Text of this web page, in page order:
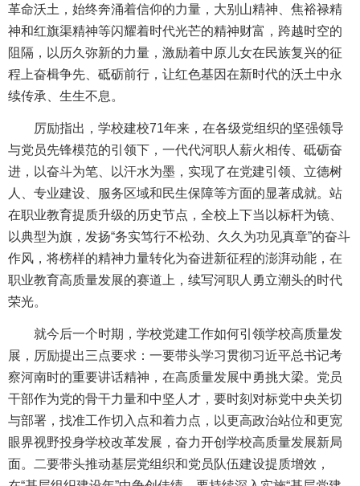
革命沃土，始终奔涌着信仰的力量，大别山精神、焦裕禄精
神和红旗渠精神等闪耀着时代光芒的精神财富，跨越时空的
阻隔，以历久弥新的力量，激励着中原儿女在民族复兴的征
程上奋楫争先、砥砺前行，让红色基因在新时代的沃土中永
续传承、生生不息。
厉励指出，学校建校71年来，在各级党组织的坚强领导
与党员先锋模范的引领下，一代代河职人薪火相传、砥砺奋
进，以奋斗为笔、以汗水为墨，实现了在党建引领、立德树
人、专业建设、服务区域和民生保障等方面的显著成就。站
在职业教育提质升级的历史节点，全校上下当以标杆为镜、
以典型为旗，发扬“务实笃行不松劲、久久为功见真章”的奋斗
作风，将榜样的精神力量转化为奋进新征程的澎湃动能，在
职业教育高质量发展的赛道上，续写河职人勇立潮头的时代
荣光。
就今后一个时期，学校党建工作如何引领学校高质量发
展，厉励提出三点要求：一要带头学习贯彻习近平总书记考
察河南时的重要讲话精神，在高质量发展中勇挑大梁。党员
干部作为党的骨干力量和中坚人才，要时刻对标党中央关切
与部署，找准工作切入点和着力点，以更高政治站位和更宽
眼界视野投身学校改革发展，奋力开创学校高质量发展新局
面。二要带头推动基层党组织和党员队伍建设提质增效，